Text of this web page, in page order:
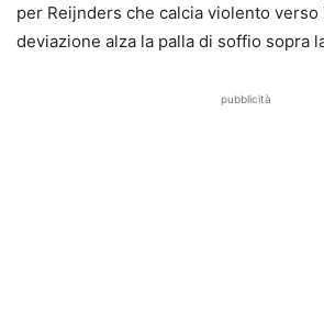
per Reijnders che calcia violento verso
deviazione alza la palla di soffio sopra
pubblicità